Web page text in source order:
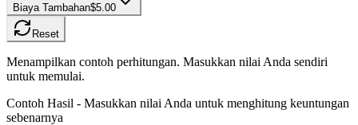
Biaya Tambahan$5.00
Reset
Menampilkan contoh perhitungan. Masukkan nilai Anda sendiri
untuk memulai.
Contoh Hasil - Masukkan nilai Anda untuk menghitung keuntungan
sebenarnya